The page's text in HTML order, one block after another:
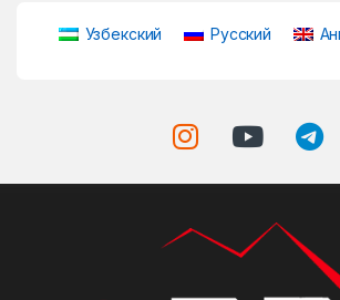
Узбекский Русский